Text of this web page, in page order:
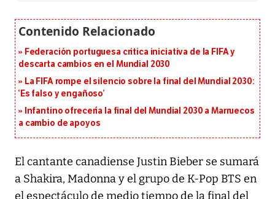
Federación portuguesa critica iniciativa de la FIFA y
descarta cambios en el Mundial 2030
La FIFA rompe el silencio sobre la final del Mundial 2030:
‘Es falso y engañoso’
Infantino ofrecería la final del Mundial 2030 a Marruecos
a cambio de apoyos
El cantante canadiense Justin Bieber se sumará
a Shakira, Madonna y el grupo de K-Pop BTS en
el espectáculo de medio tiempo de la final del